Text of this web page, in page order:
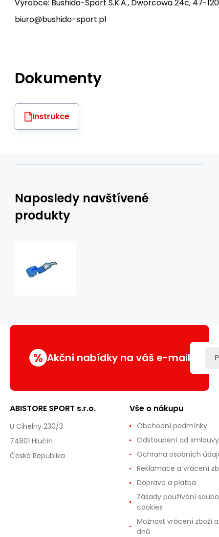
Výrobce: Bushido-Sport S.K.A., Dworcowa 24c, 47-
biuro@bushido-sport.pl
Dokumenty
Instrukce
Naposledy navštívené
produkty
% Akční nabídky na váš e-mail
ABISTORE SPORT s.r.o.
U Cihelny 230/3
74801 Hlučín
Česká Republika
Vše o nákupu
Obchodní podmínky
Odstoupení od smlouvy
Ochrana osobních
Reklamace a vrácení
Doprava a platba
Zásady používání
cookies
Možnost vrácení zboží
dnů